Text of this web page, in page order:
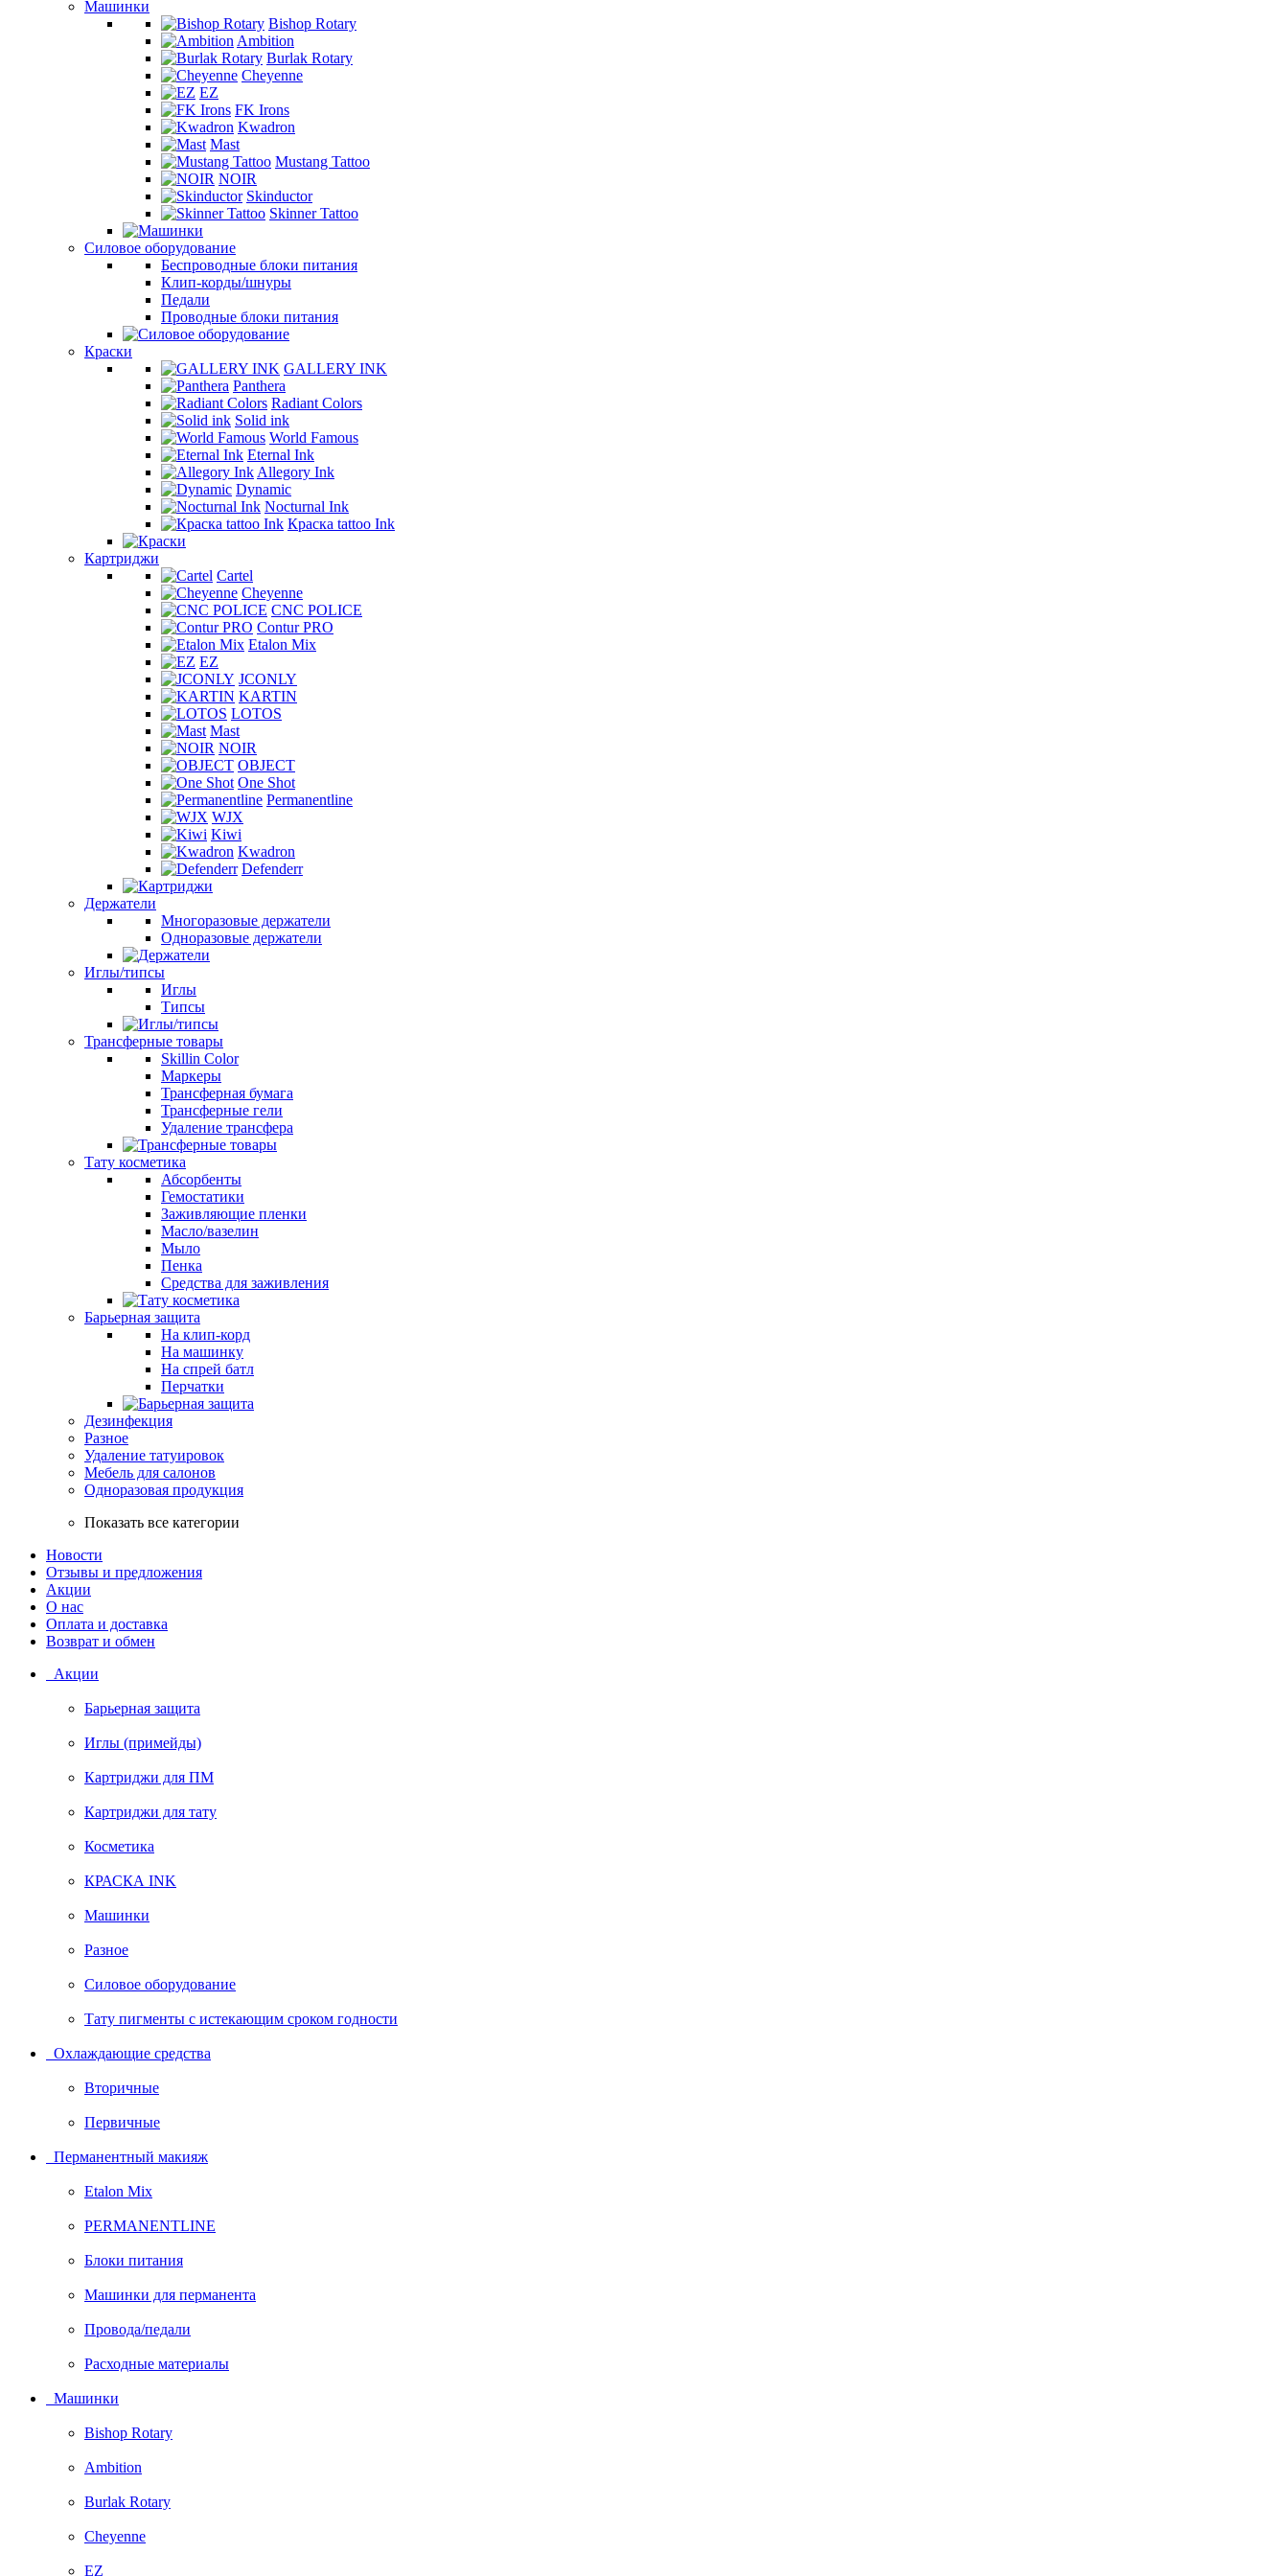
Машинки
Bishop Rotary
Ambition
Burlak Rotary
Cheyenne
EZ
FK Irons
Kwadron
Mast
Mustang Tattoo
NOIR
Skinductor
Skinner Tattoo
Силовое оборудование
Беспроводные блоки питания
Клип-корды/шнуры
Педали
Проводные блоки питания
Краски
GALLERY INK
Panthera
Radiant Colors
Solid ink
World Famous
Eternal Ink
Allegory Ink
Dynamic
Nocturnal Ink
Краска tattoo Ink
Картриджи
Cartel
Cheyenne
CNC POLICE
Contur PRO
Etalon Mix
EZ
JCONLY
KARTIN
LOTOS
Mast
NOIR
OBJECT
One Shot
Permanentline
WJX
Kiwi
Kwadron
Defenderr
Держатели
Многоразовые держатели
Одноразовые держатели
Иглы/типсы
Иглы
Типсы
Трансферные товары
Skillin Color
Маркеры
Трансферная бумага
Трансферные гели
Удаление трансфера
Тату косметика
Абсорбенты
Гемостатики
Заживляющие пленки
Масло/вазелин
Мыло
Пенка
Средства для заживления
Барьерная защита
На клип-корд
На машинку
На спрей батл
Перчатки
Дезинфекция
Разное
Удаление татуировок
Мебель для салонов
Одноразовая продукция
Показать все категории
Новости
Отзывы и предложения
Акции
О нас
Оплата и доставка
Возврат и обмен
Акции
Барьерная защита
Иглы (примейды)
Картриджи для ПМ
Картриджи для тату
Косметика
КРАСКА INK
Машинки
Разное
Силовое оборудование
Тату пигменты с истекающим сроком годности
Охлаждающие средства
Вторичные
Первичные
Перманентный макияж
Etalon Mix
PERMANENTLINE
Блоки питания
Машинки для перманента
Провода/педали
Расходные материалы
Машинки
Bishop Rotary
Ambition
Burlak Rotary
Cheyenne
EZ